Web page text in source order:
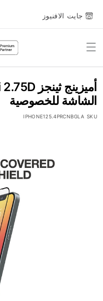
جايت الافنيوز
Toggle
الشاشة للخصوصية
SKU
IPHONE125.4PRCNBGLA